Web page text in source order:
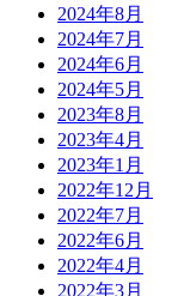
2024年8月
2024年7月
2024年6月
2024年5月
2023年8月
2023年4月
2023年1月
2022年12月
2022年7月
2022年6月
2022年4月
2022年3月